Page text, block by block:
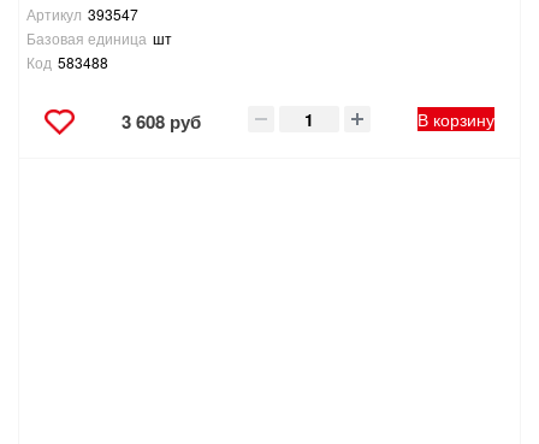
Артикул 393547
Базовая единица шт
Код 583488
3 608 руб В корзину